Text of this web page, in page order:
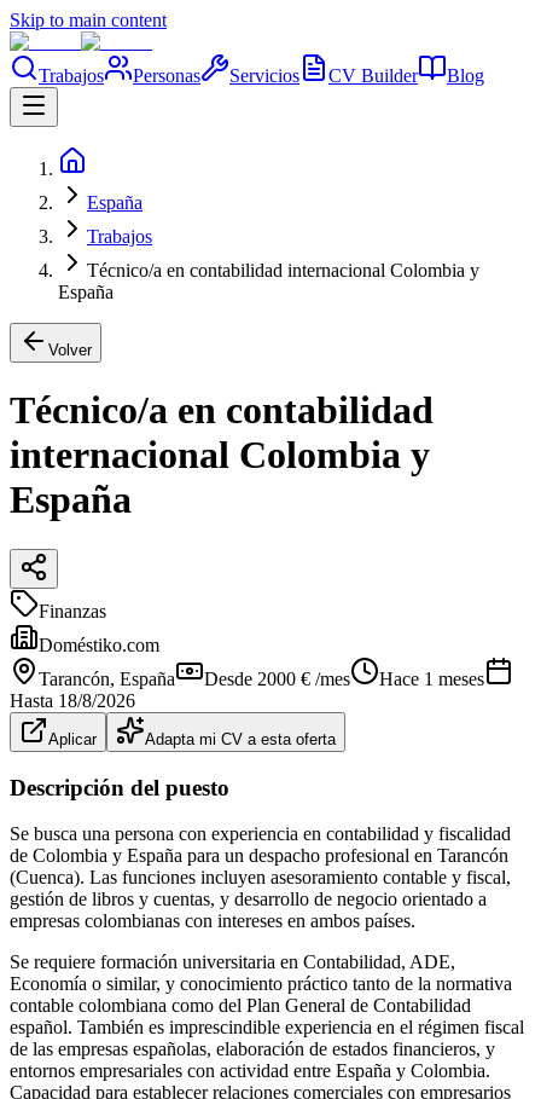
Skip to main content
Trabajos Personas Servicios CV Builder Blog
España
Trabajos
Técnico/a en contabilidad internacional Colombia y
España
Volver
Técnico/a en contabilidad
internacional Colombia y
España
Finanzas
Doméstiko.com
Tarancón, España Desde 2000 € /mes
Hace 1 meses
Hasta 18/8/2026
Aplicar Adapta mi CV a esta oferta
Descripción del puesto
Se busca una persona con experiencia en contabilidad y fiscalidad
de Colombia y España para un despacho profesional en Tarancón
(Cuenca). Las funciones incluyen asesoramiento contable y fiscal,
gestión de libros y cuentas, y desarrollo de negocio orientado a
empresas colombianas con intereses en ambos países.
Se requiere formación universitaria en Contabilidad, ADE,
Economía o similar, y conocimiento práctico tanto de la normativa
contable colombiana como del Plan General de Contabilidad
español. También es imprescindible experiencia en el régimen fiscal
de las empresas españolas, elaboración de estados financieros, y
entornos empresariales con actividad entre España y Colombia.
Capacidad para establecer relaciones comerciales con empresarios